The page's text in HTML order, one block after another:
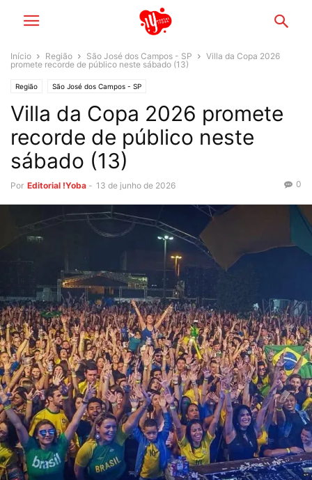
Início Região São José dos Campos - SP
Villa da Copa 2026
promete recorde de público neste sábado (13)
Região São José dos Campos - SP
Villa da Copa 2026 promete
recorde de público neste
sábado (13)
Por Editorial !Yoba - 13 de junho de 2026 0